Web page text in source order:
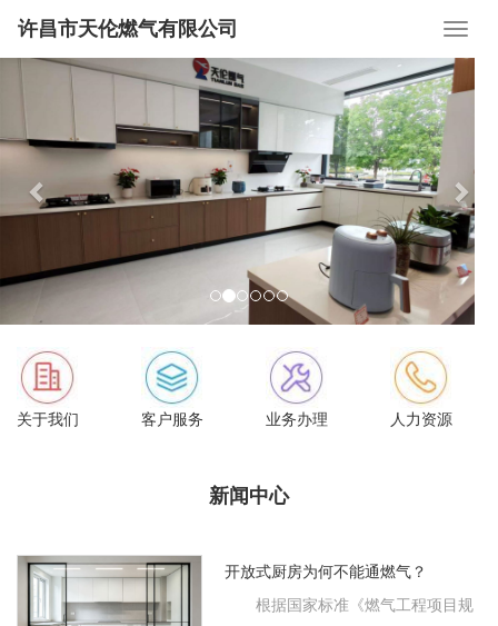
许昌市天伦燃气有限公司
Previous
关于我们 客户服务 业务办理 人力资源
新闻中心
开放式厨房为何不能通燃气？
根据国家标准《燃气工程项目规